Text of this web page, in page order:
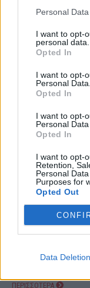
Personal
I want to opt-
personal data.
Opted In
I want to opt-
Personal Data.
Opted In
I want to opt-
Personal
Opted In
I want to opt-
Retention,
Personal
Purposes for
Opted Out
Data Deletion
ΠΕΡΙΣΣΟΤΕΡΑ